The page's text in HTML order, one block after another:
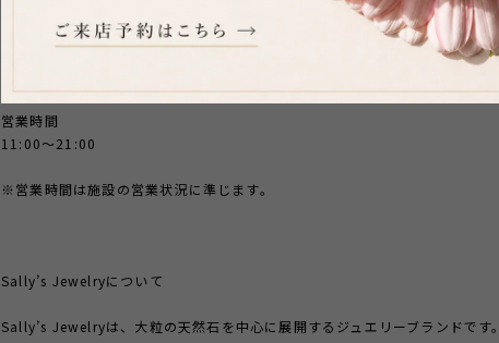
営業時間
11:00～21:00
※営業時間は施設の営業状況に準じます。
Sally’s Jewelryについて
Sally’s Jewelryは、大粒の天然石を中心に展開するジュエリーブランドです。